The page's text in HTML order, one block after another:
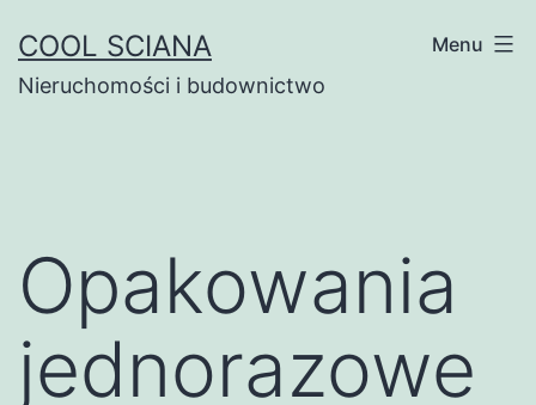
do
treści
COOL SCIANA
Nieruchomości i budownictwo
Menu
Opakowania
jednorazowe